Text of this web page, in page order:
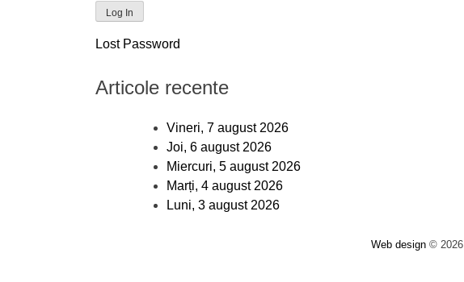
Lost Password
Articole recente
Vineri, 7 august 2026
Joi, 6 august 2026
Miercuri, 5 august 2026
Marți, 4 august 2026
Luni, 3 august 2026
Web design© 2026